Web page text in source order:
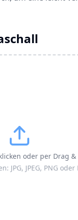
oder per Drag &
JPG, JPEG, PNG oder